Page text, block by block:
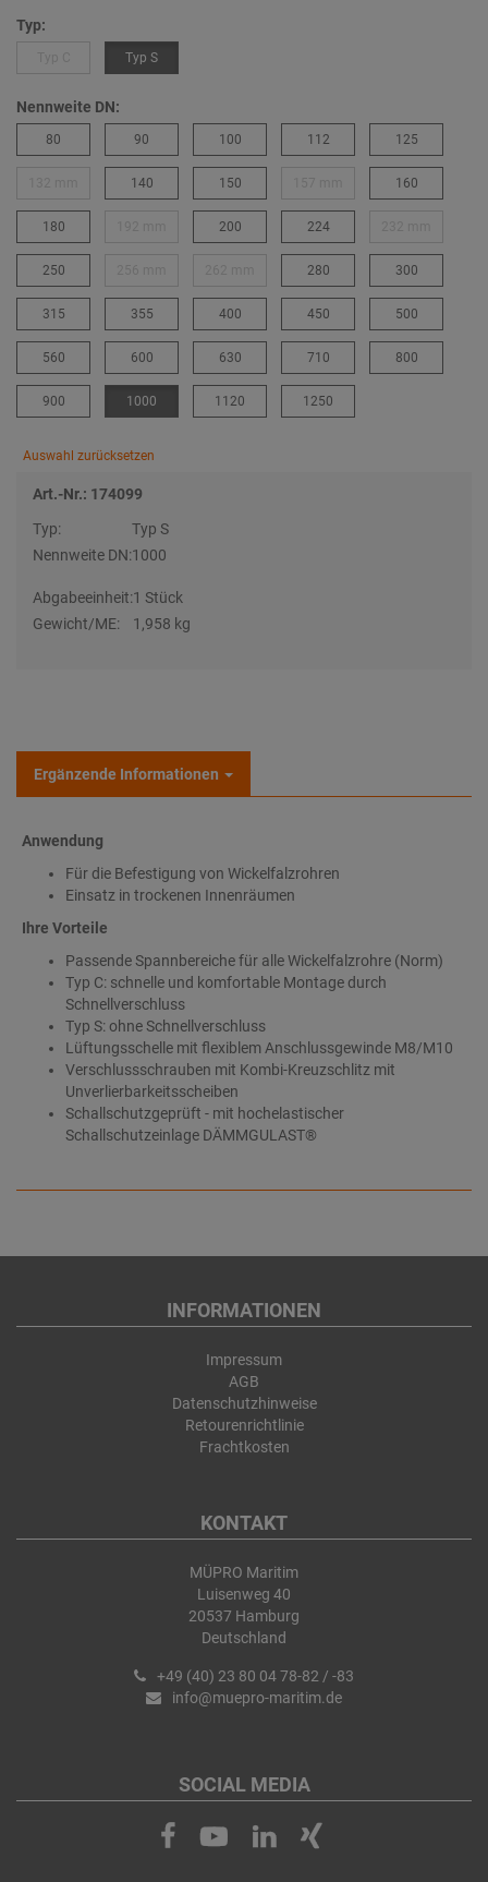
Typ:
Typ S
Nennweite DN:
80 90 100 112 125
140 150 160
180 200 224
250 280 300
315 355 400 450 500
560 600 630 710 800
900 1000 1120 1250
Auswahl zurücksetzen
Art.-Nr.: 174099
Typ:
Typ S
Nennweite DN:1000
Abgabeeinheit:1 Stück
Gewicht/ME:
1,958 kg
Ergänzende Informationen
Anwendung
Für die Befestigung von Wickelfalzrohren
Einsatz in trockenen Innenräumen
Ihre Vorteile
Passende Spannbereiche für alle Wickelfalzrohre (Norm)
Typ C: schnelle und komfortable Montage durch
Schnellverschluss
Typ S: ohne Schnellverschluss
Lüftungsschelle mit flexiblem Anschlussgewinde M8/M10
Verschlussschrauben mit Kombi-Kreuzschlitz mit
Unverlierbarkeitsscheiben
Schallschutzgeprüft - mit hochelastischer
Schallschutzeinlage DÄMMGULAST®
INFORMATIONEN
Impressum
AGB
Datenschutzhinweise
Retourenrichtlinie
Frachtkosten
KONTAKT
MÜPRO Maritim
Luisenweg 40
20537 Hamburg
Deutschland
+49 (40) 23 80 04 78-82 / -83
info@muepro-maritim.de
SOCIAL MEDIA